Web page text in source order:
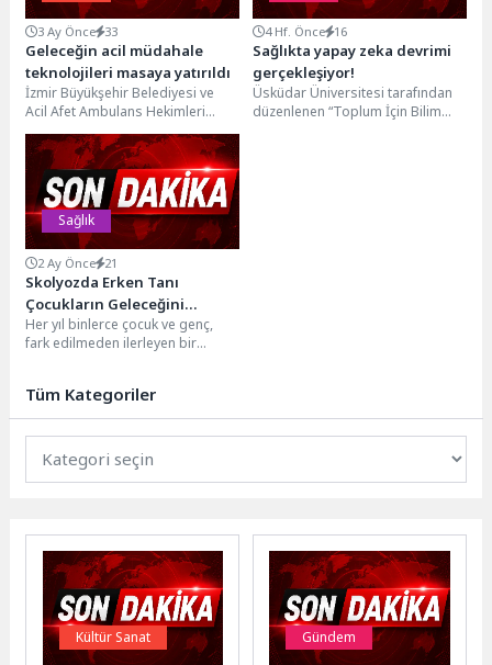
3 Ay Önce 33
Geleceğin acil müdahale
teknolojileri masaya yatırıldı
İzmir Büyükşehir Belediyesi ve
Acil Afet Ambulans Hekimleri
Derneği (AAHD) tarafından
düzenlenen “Acil Hizmetlerde
Yeni...
4 Hf. Önce 16
Sağlıkta yapay zeka devrimi
gerçekleşiyor!
Üsküdar Üniversitesi tarafından
düzenlenen “Toplum İçin Bilim
Sağlık
2 Ay Önce 21
Skolyozda Erken Tanı
Çocukların Geleceğini
Koruyor
Her yıl binlerce çocuk ve genç,
fark edilmeden ilerleyen bir
Tüm Kategoriler
Kültür Sanat Gündem